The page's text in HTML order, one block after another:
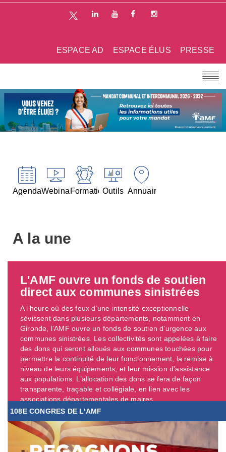
PRESSE
ESPACE ÉLUS
ESPACE AD
AgendaWebinairesFormationsOutils Annuaires
A la une
L'AMF ouvre un fonds de soutien
direct aux communes sinistrées
A l’heure où des feux d’une intensité exceptionnelle
sévissent dans plusieurs départements, notamment en
Gironde, l’AMF ouvre un fonds de soutien d’urgence aux
communes sinistrées. Les collectivités sont appelées à faire
des dons qui seront alloués aux communes touchées pour
permettre la continuité de leur fonctionnement, la remise à
niveau de leurs équipements, et leur mission d’assistance
aux populations. L’allocation des dons se fera de façon
transparente, traçable et collégiale, en lien avec les
associations départementales de maires. ...
108E CONGRES DE L'AMF